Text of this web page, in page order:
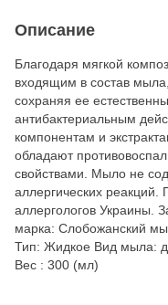
Описание
Благодаря мягкой
входящим в состав
сохраняя ее
антибактериальным
компонентам и
обладают
свойствами. Мыло не
аллергических
аллергологов Украины.
марка: Слобожанский
Тип: Жидкое Вид мыла:
Вес : 300 (мл)